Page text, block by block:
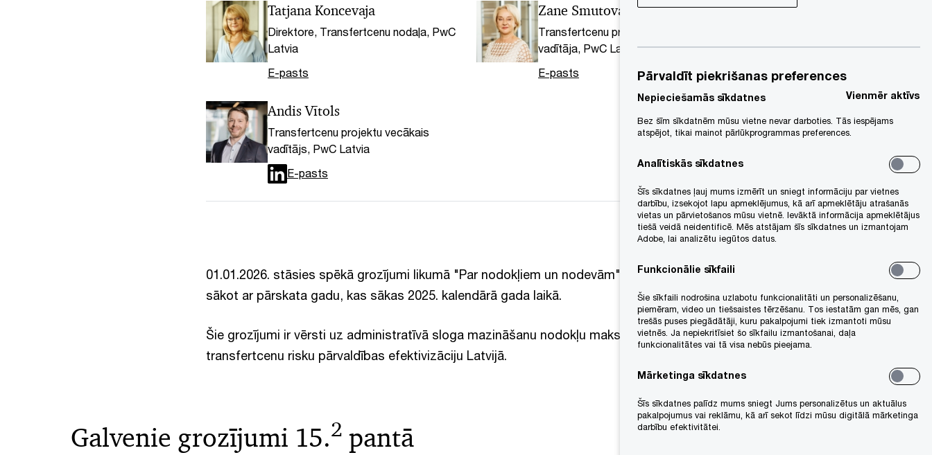
Tatjana Koncevaja
Direktore, Transfertcenu nodaļa, PwC
Latvia
E-pasts
Zane Smutova
Transfertcenu projektu vecākā
vadītāja, PwC Latvia
E-pasts
Andis Vītols
Transfertcenu projektu vecākais
vadītājs, PwC Latvia
E-pasts
01.01.2026. stāsies spēkā grozījumi likumā "Par nodokļiem un nodevām", kas piemērojami
sākot ar pārskata gadu, kas sākas 2025. kalendārā gada laikā.
Šie grozījumi ir vērsti uz administratīvā sloga mazināšanu nodokļu maksātājiem un
transfertcenu risku pārvaldības efektivizāciju Latvijā.
Galvenie grozījumi 15.2 pantā
Pārvaldīt piekrišanas preferences
Nepieciešamās sīkdatnes Vienmēr aktīvs
Bez šīm sīkdatnēm mūsu vietne nevar darboties. Tās iespējams
atspējot, tikai mainot pārlūkprogrammas preferences.
Analītiskās sīkdatnes
Šīs sīkdatnes ļauj mums izmērīt un sniegt informāciju par vietnes
darbību, izsekojot lapu apmeklējumus, kā arī apmeklētāju atrašanās
vietas un pārvietošanos mūsu vietnē. Ievāktā informācija apmeklētājus
tiešā veidā neidentificē. Mēs atstājam šīs sīkdatnes un izmantojam
Adobe, lai analizētu iegūtos datus.
Funkcionālie sīkfaili
Šie sīkfaili nodrošina uzlabotu funkcionalitāti un personalizēšanu,
piemēram, video un tiešsaistes tērzēšanu. Tos iestatām gan mēs, gan
trešās puses piegādātāji, kuru pakalpojumi tiek izmantoti mūsu
vietnēs. Ja nepiekritīsiet šo sīkfailu izmantošanai, daļa
funkcionalitātes vai tā visa nebūs pieejama.
Mārketinga sīkdatnes
Šīs sīkdatnes palīdz mums sniegt Jums personalizētus un aktuālus
pakalpojumus vai reklāmu, kā arī sekot līdzi mūsu digitālā mārketinga
darbību efektivitātei.